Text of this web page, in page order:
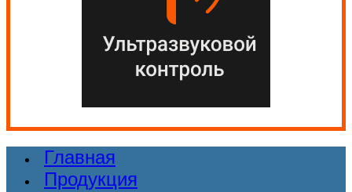
Главная
Продукция